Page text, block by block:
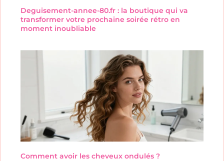
Deguisement-annee-80.fr : la boutique qui va
transformer votre prochaine soirée rétro en
moment inoubliable
Comment avoir les cheveux ondulés ?